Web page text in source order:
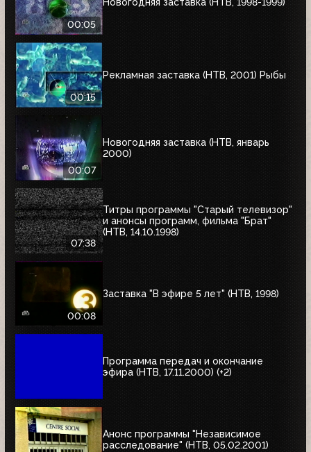
00:05
00:15
Рекламная заставка (НТВ, 2001) Рыбы
00:07
Новогодняя заставка (НТВ, январь
2000)
07:38
Титры программы "Старый телевизор"
и анонсы программ, фильма "Брат"
(НТВ, 14.10.1998)
00:08
Заставка "В эфире 5 лет" (НТВ, 1998)
Программа передач и окончание
эфира (НТВ, 17.11.2000) (+2)
Анонс программы "Независимое
расследование" (НТВ, 05.02.2001)